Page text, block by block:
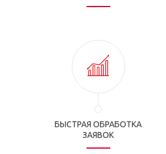
БЫСТРАЯ ОБРАБОТКА
ЗАЯВОК